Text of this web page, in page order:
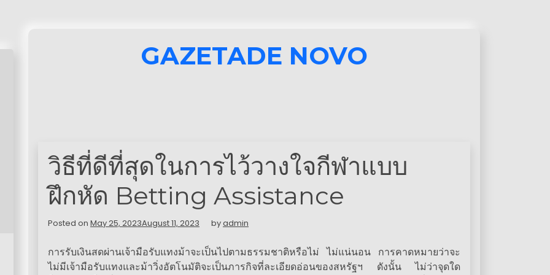
GAZETADE NOVO
วิธีที่ดีที่สุดในการไว้วางใจกีฬาแบบ
ฝึกหัด Betting Assistance
Posted on May 25, 2023August 11, 2023 byadmin
การรับเงินสดผ่านเจ้ามือรับแทงม้าจะเป็นไปตามธรรมชาติหรือไม่ ไม่แน่นอน การคาดหมายว่าจะ
ไม่มีเจ้ามือรับแทงและม้าวิ่งอัตโนมัติจะเป็นภารกิจที่ละเอียดอ่อนของสหรัฐฯ ดังนั้น ไม่ว่าจุดใด